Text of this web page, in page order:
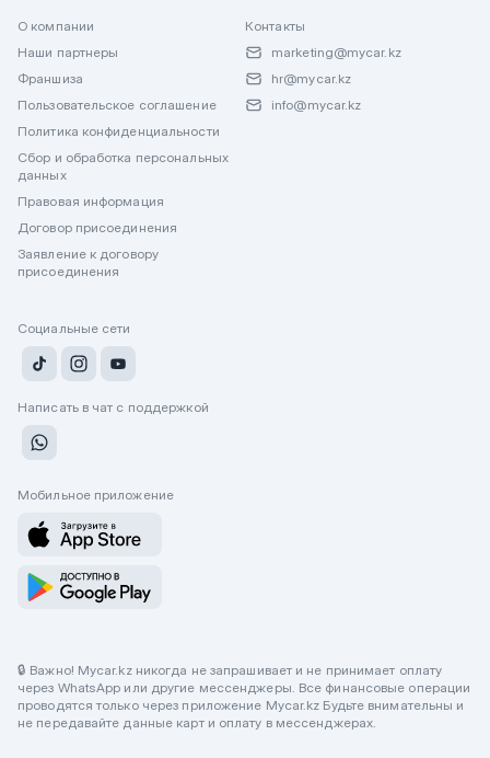
О компании
Наши партнеры
Франшиза
Пользовательское соглашение
Политика конфиденциальности
Сбор и обработка персональных
данных
Правовая информация
Договор присоединения
Заявление к договору
присоединения
Контакты
marketing@mycar.kz
hr@mycar.kz
info@mycar.kz
Социальные сети
Написать в чат с поддержкой
Мобильное приложение
🔒 Важно! Mycar.kz никогда не запрашивает и не принимает оплату
через WhatsApp или другие мессенджеры. Все финансовые операции
проводятся только через приложение Mycar.kz Будьте внимательны и
не передавайте данные карт и оплату в мессенджерах.